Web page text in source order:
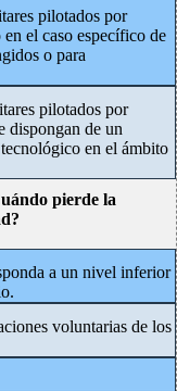
pilotados por
el caso específico de
o para
pilotados por
dispongan de un
en el ámbito
pierde la
a un nivel inferior
voluntarias de los